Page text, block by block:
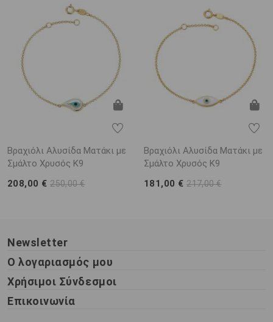
Βραχιόλι Αλυσίδα Ματάκι με
Σμάλτο Χρυσός Κ9
208,00 €250,00 €
Βραχιόλι Αλυσίδα Ματάκι με
Σμάλτο Χρυσός Κ9
181,00 €217,00 €
Newsletter
Ο λογαριασμός μου
Χρήσιμοι Σύνδεσμοι
Επικοινωνία